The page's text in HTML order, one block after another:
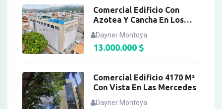
Comercial Edificio Con
Azotea Y Cancha En Los
Dayner Montoya
13.000.000 $
Comercial Edificio 4170 M²
Con Vista En Las Mercedes
Dayner Montoya